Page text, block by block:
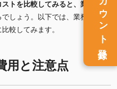
や業種によ
稼働を依
フリーラ
るうえで
きましょ
トを比較してみると、業務委託
でしょう。以下では、業務委託と
較してみます。
用と注意点
登録